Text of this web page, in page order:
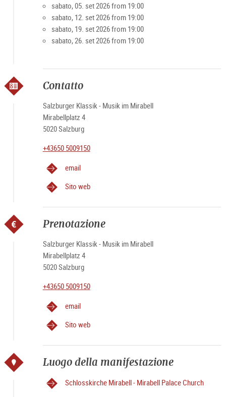
sabato, 05. set 2026 from 19:00
sabato, 12. set 2026 from 19:00
sabato, 19. set 2026 from 19:00
sabato, 26. set 2026 from 19:00
Contatto
Salzburger Klassik - Musik im Mirabell
Mirabellplatz 4
5020 Salzburg
+43650 5009150
email
Sito web
Prenotazione
Salzburger Klassik - Musik im Mirabell
Mirabellplatz 4
5020 Salzburg
+43650 5009150
email
Sito web
Luogo della manifestazione
Schlosskirche Mirabell - Mirabell Palace Church